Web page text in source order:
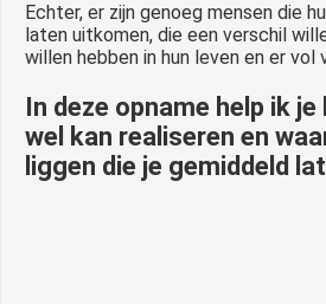
Echter, er zijn genoeg mensen die
laten uitkomen, die een verschil
willen hebben in hun leven en er vol
In deze opname help ik je
wel kan realiseren en
liggen die je gemiddeld